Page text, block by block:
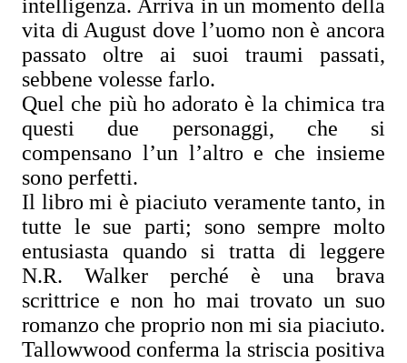
intelligenza. Arriva in un momento della
vita di August dove l’uomo non è ancora
passato oltre ai suoi traumi passati,
sebbene volesse farlo.
Quel che più ho adorato è la chimica tra
questi due personaggi, che si
compensano l’un l’altro e che insieme
sono perfetti.
Il libro mi è piaciuto veramente tanto, in
tutte le sue parti; sono sempre molto
entusiasta quando si tratta di leggere
N.R. Walker perché è una brava
scrittrice e non ho mai trovato un suo
romanzo che proprio non mi sia piaciuto.
Tallowwood conferma la striscia positiva